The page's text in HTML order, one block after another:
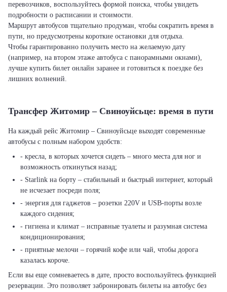
перевозчиков, воспользуйтесь формой поиска, чтобы увидеть
подробности о расписании и стоимости.
Маршрут автобусов тщательно продуман, чтобы сократить время в
пути, но предусмотрены короткие остановки для отдыха.
Чтобы гарантированно получить место на желаемую дату
(например, на втором этаже автобуса с панорамными окнами),
лучше купить билет онлайн заранее и готовиться к поездке без
лишних волнений.
Трансфер Житомир – Свиноуйсьце: время в пути
На каждый рейс Житомир – Свиноуйсьце выходят современные
автобусы с полным набором удобств:
- кресла, в которых хочется сидеть – много места для ног и
возможность откинуться назад;
- Starlink на борту – стабильный и быстрый интернет, который
не исчезает посреди поля;
- энергия для гаджетов – розетки 220V и USB-порты возле
каждого сидения;
- гигиена и климат – исправные туалеты и разумная система
кондиционирования;
- приятные мелочи – горячий кофе или чай, чтобы дорога
казалась короче.
Если вы еще сомневаетесь в дате, просто воспользуйтесь функцией
резервации. Это позволяет забронировать билеты на автобус без